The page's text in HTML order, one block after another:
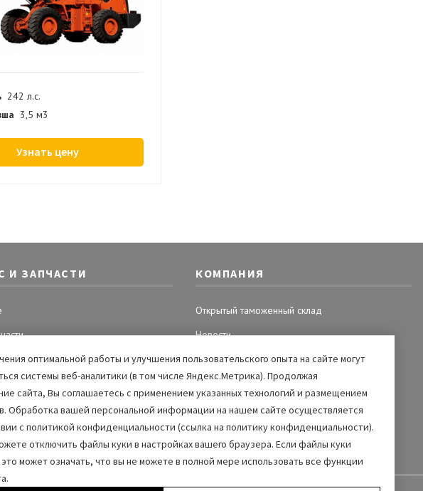
242 л.с.
3,5 м3
Узнать цену
И ЗАПЧАСТИ
части
сервисные работы
КОМПАНИЯ
Открытый таможенный склад
Новости
Акции и спецпредложения
Вакансии
оптимальной работы и улучшения пользовательского опыта на сайте могут
системы веб-аналитики (в том числе Яндекс.Метрика). Продолжая
сайта, Вы соглашаетесь с применением указанных технологий и размещением
Обработка вашей персональной информации на нашем сайте осуществляется
с политикой конфиденциальности (ссылка на политику конфиденциальности).
отключить файлы куки в настройках вашего браузера. Если файлы куки
может означать, что вы не можете в полной мере использовать все функции